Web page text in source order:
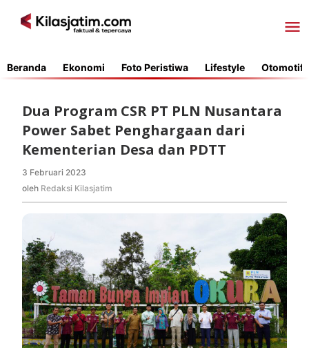
Beranda Ekonomi Foto Peristiwa Lifestyle Otomotif
Dua Program CSR PT PLN Nusantara
Power Sabet Penghargaan dari
Kementerian Desa dan PDTT
3 Februari 2023
Redaksi
oleh Redaksi Kilasjatim